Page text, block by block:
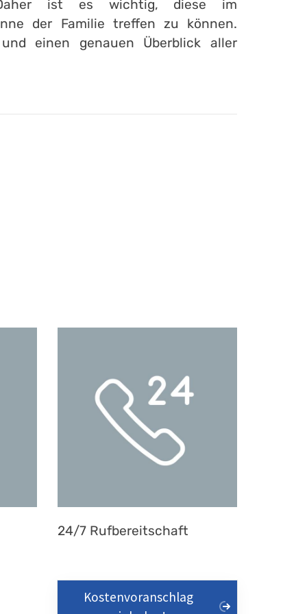
ist es wichtig, diese im
der Familie treffen zu können.
einen genauen Überblick aller
24/7 Rufbereitschaft
Kostenvoranschlag